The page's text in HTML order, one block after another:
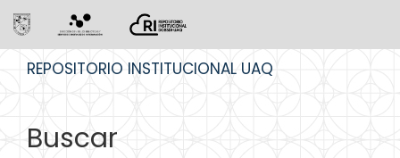
REPOSITORIO INSTITUCIONAL UAQ
Buscar